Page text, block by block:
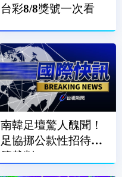
台彩8/8獎號一次看
南韓足壇驚人醜聞！
足協挪公款性招待外
籍裁判